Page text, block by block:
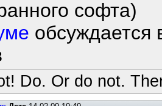
софта)
обсуждается
Do. Or do not.